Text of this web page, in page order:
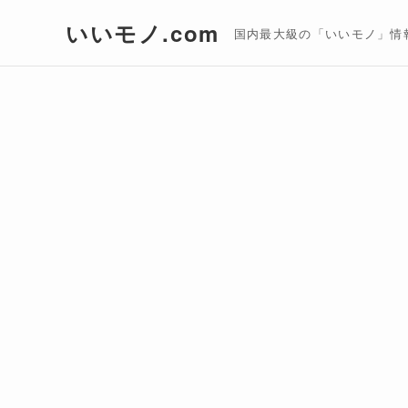
いいモノ.com 国内最大級の「いいモノ」情